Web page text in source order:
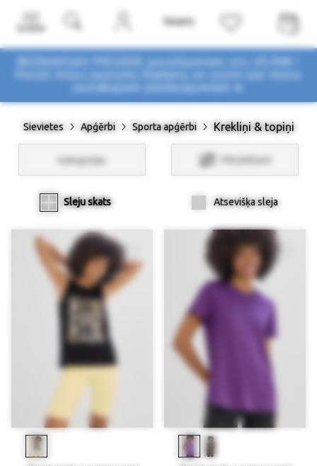
BEZMAKSAS PIEGĀDE pasūtījumiem virs 29,90€ !
Pasūti mūsu jaunumu biļetenu un uzzini par mūsu
Sievietes Apģērbi Sporta apģērbi Krekliņi & topiņi
Kategorijas Filtri/Atlasīt
Sleju skats Atsevišķa sleja